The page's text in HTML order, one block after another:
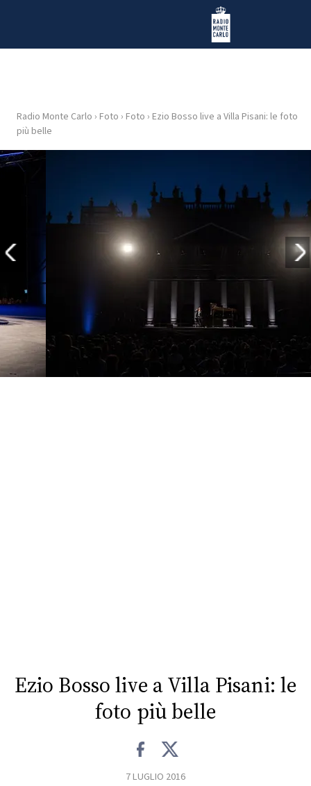
Radio Monte Carlo
HOME
RADIO
RADIO
PLAYLIST
NEWS
FOTO
CONCORSI
Radio Monte Carlo › Foto › Foto › Ezio Bosso live a Villa Pisani: le foto
più belle
Ezio Bosso live a Villa Pisani: le
foto più belle
7 LUGLIO 2016